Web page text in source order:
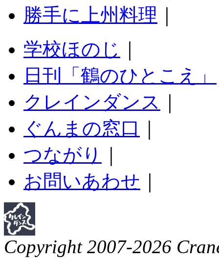
勝手に上州料理
学校ほのじ
日刊「鶴のひとこえ」
クレインダンス
ぐんまの窓口
つながり
お問いあわせ
Copyright 2007-2026